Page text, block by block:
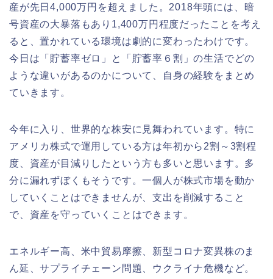
産が先日4,000万円を超えました。2018年頭には、暗
号資産の大暴落もあり1,400万円程度だったことを考え
ると、置かれている環境は劇的に変わったわけです。
今日は「貯蓄率ゼロ」と「貯蓄率６割」の生活でどの
ような違いがあるのかについて、自身の経験をまとめ
ていきます。
今年に入り、世界的な株安に見舞われています。特に
アメリカ株式で運用している方は年初から2割～3割程
度、資産が目減りしたという方も多いと思います。多
分に漏れずぼくもそうです。一個人が株式市場を動か
していくことはできませんが、支出を削減すること
で、資産を守っていくことはできます。
エネルギー高、米中貿易摩擦、新型コロナ変異株のま
ん延、サプライチェーン問題、ウクライナ危機など。